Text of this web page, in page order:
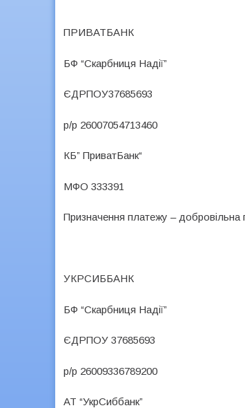
ПРИВАТБАНК
БФ “Скарбниця Надії”
ЄДРПОУ37685693
р/р 26007054713460
КБ” ПриватБанк“
МФО 333391
Призначення платежу –
УКРСИББАНК
БФ “Скарбниця Надії”
ЄДРПОУ 37685693
р/р 26009336789200
АТ “УкрСиббанк”